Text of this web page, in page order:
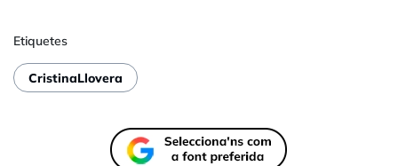
Etiquetes
CristinaLlovera